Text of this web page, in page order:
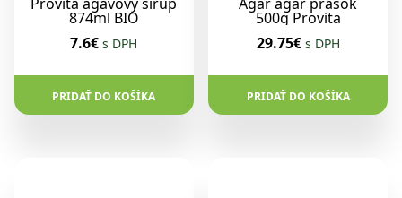
874ml BIO
7.6€ s DPH
PRIDAŤ DO KOŠÍKA
500g Provita
29.75€ s DPH
PRIDAŤ DO KOŠÍKA